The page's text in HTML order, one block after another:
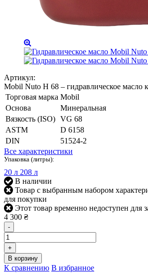
Артикул:
Mobil Nuto H 68 – гидравлическое масло
Торговая марка Mobil
Основа
Минеральная
Вязкость (ISO) VG 68
ASTM
D 6158
DIN
51524-2
Все характеристики
Упаковка (литры):
20 л 208 л
В наличии
Товар с выбранным набором
для покупки
Этот товар временно недоступен для
4 300 ₴
-
+
В корзину
К сравнению В избранное